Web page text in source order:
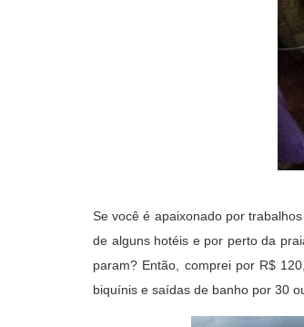
Se você é apaixonado por
de alguns hotéis e por perto da
param? Então, comprei por R$
biquínis e saídas de banho por 30